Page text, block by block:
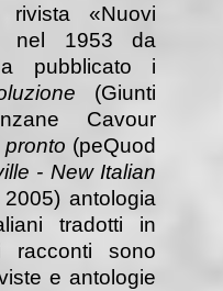
rivista «Nuovi
nel 1953 da
pubblicato i
(Giunti
Cavour
(peQuod
- New Italian
antologia
tradotti in
racconti sono
e antologie